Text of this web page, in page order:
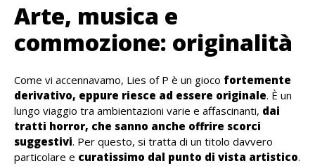
Arte, musica e
commozione: originalità
Come vi accennavamo, Lies of P è un gioco fortemente
derivativo, eppure riesce ad essere originale. È un
lungo viaggio tra ambientazioni varie e affascinanti, dai
tratti horror, che sanno anche offrire scorci
suggestivi. Per questo, si tratta di un titolo davvero
particolare e curatissimo dal punto di vista artistico.